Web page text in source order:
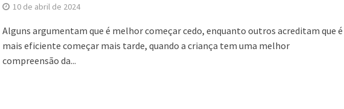
10 de abril de 2024
Alguns argumentam que é melhor começar cedo, enquanto outros acreditam que é
mais eficiente começar mais tarde, quando a criança tem uma melhor
compreensão da...